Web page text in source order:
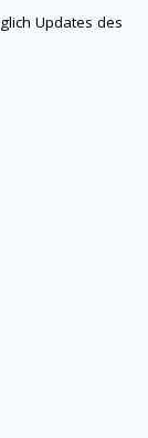
Updates des